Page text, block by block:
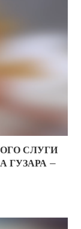
СЛУГИ
ГУЗАРА –